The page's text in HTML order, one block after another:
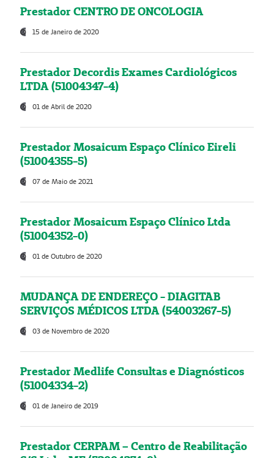
Prestador CENTRO DE ONCOLOGIA
15 de Janeiro de 2020
Prestador Decordis Exames Cardiológicos
LTDA (51004347-4)
01 de Abril de 2020
Prestador Mosaicum Espaço Clínico Eireli
(51004355-5)
07 de Maio de 2021
Prestador Mosaicum Espaço Clínico Ltda
(51004352-0)
01 de Outubro de 2020
MUDANÇA DE ENDEREÇO - DIAGITAB
SERVIÇOS MÉDICOS LTDA (54003267-5)
03 de Novembro de 2020
Prestador Medlife Consultas e Diagnósticos
(51004334-2)
01 de Janeiro de 2019
Prestador CERPAM – Centro de Reabilitação